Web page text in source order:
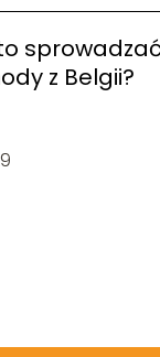
sprowadzać
z Belgii?